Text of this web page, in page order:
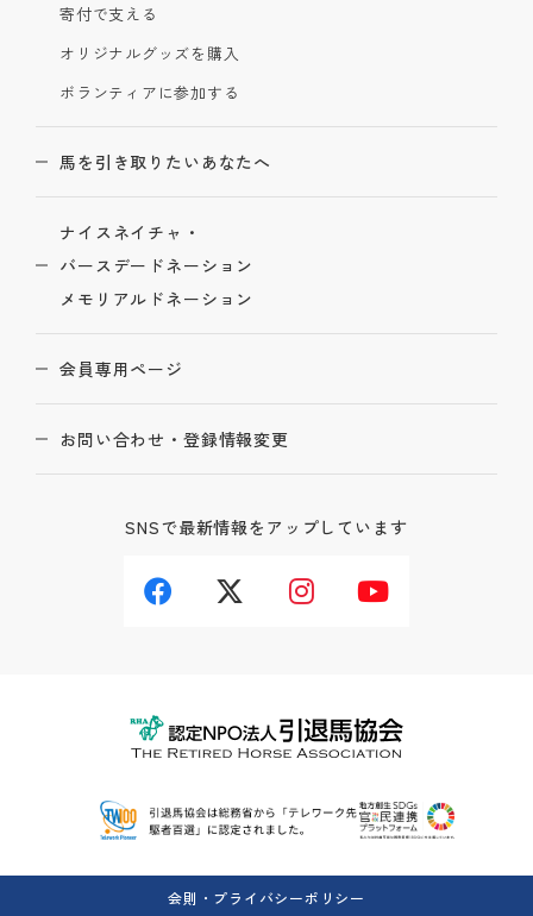
寄付で支える
オリジナルグッズを購入
ボランティアに参加する
馬を引き取りたいあなたへ
ナイスネイチャ・
バースデードネーション
メモリアルドネーション
会員専用ページ
お問い合わせ・登録情報変更
SNSで最新情報をアップしています
会則・プライバシーポリシー